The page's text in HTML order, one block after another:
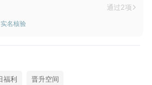
通过2项
实名核验
福利 晋升空间